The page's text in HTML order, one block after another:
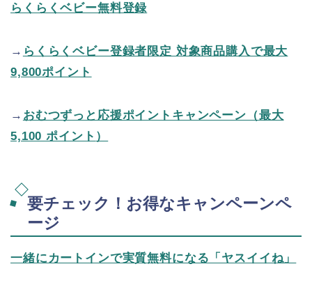
らくらくベビー無料登録
→ らくらくベビー登録者限定 対象商品購入で最大
9,800ポイント
→ おむつずっと応援ポイントキャンペーン（最大
5,100 ポイント ）
要チェック！お得なキャンペーンペ
ージ
一緒にカートインで実質無料になる「ヤスイイね」